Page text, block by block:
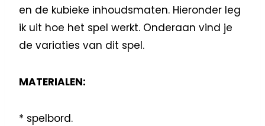
en de kubieke inhoudsmaten. Hieronder leg
ik uit hoe het spel werkt. Onderaan vind je
de variaties van dit spel.
MATERIALEN:
* spelbord.